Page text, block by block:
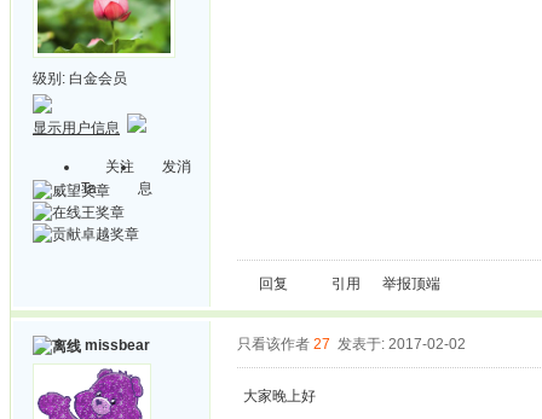
级别: 白金会员
显示用户信息
关注
Ta
发消
息
回复 引用 举报顶端
missbear 只看该作者 27 发表于: 2017-02-02
大家晚上好